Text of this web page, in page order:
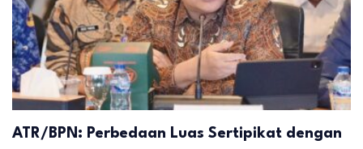
ATR/BPN: Perbedaan Luas Sertipikat dengan